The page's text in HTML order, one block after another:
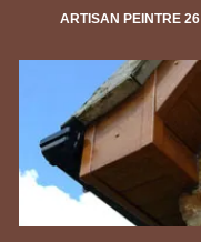
ARTISAN PEINTRE 26